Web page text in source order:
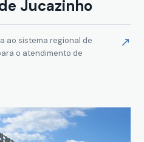
Jucazinho
ao sistema regional de
o atendimento de
↗